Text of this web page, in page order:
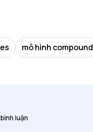
mô hình compound
luận